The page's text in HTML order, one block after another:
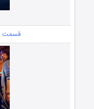
قسمت